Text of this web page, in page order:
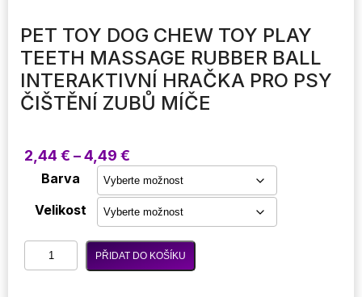
PET TOY DOG CHEW TOY PLAY
TEETH MASSAGE RUBBER BALL
INTERAKTIVNÍ HRAČKA PRO PSY
ČIŠTĚNÍ ZUBŮ MÍČE
2,44 € –4,49 €
cen:
až
4,49 €
Barva
Velikost
Pet
Toy
PŘIDAT DO KOŠÍKU